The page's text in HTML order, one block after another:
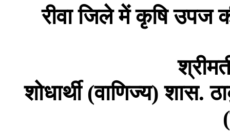
रीवा जिले में कृषि उपज
शोधार्थी(वाणिज्य)शास.
(